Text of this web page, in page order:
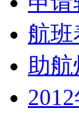
航
助航